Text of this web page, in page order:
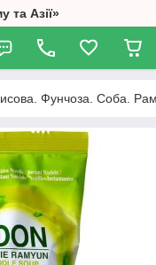
та Азії»
Фунчоза. Соба.